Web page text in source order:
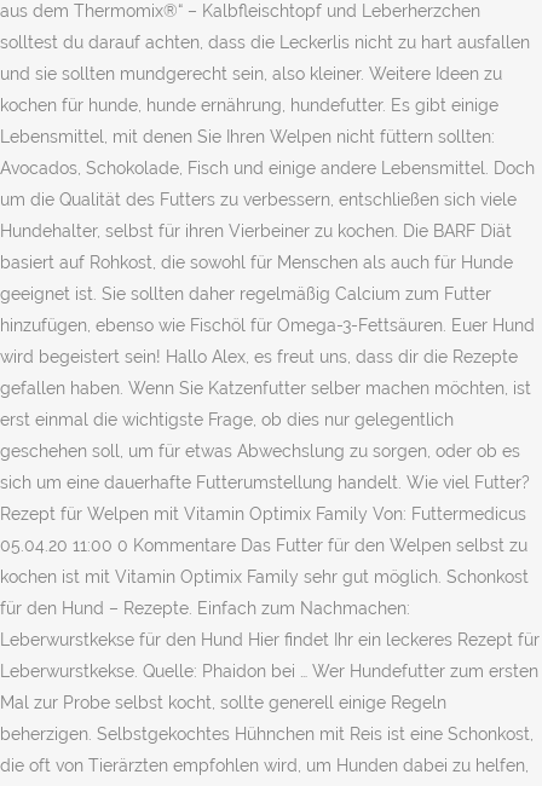
aus dem Thermomix®“ – Kalbfleischtopf und Leberherzchen
solltest du darauf achten, dass die Leckerlis nicht zu hart ausfallen
und sie sollten mundgerecht sein, also kleiner. Weitere Ideen zu
kochen für hunde, hunde ernährung, hundefutter. Es gibt einige
Lebensmittel, mit denen Sie Ihren Welpen nicht füttern sollten:
Avocados, Schokolade, Fisch und einige andere Lebensmittel. Doch
um die Qualität des Futters zu verbessern, entschließen sich viele
Hundehalter, selbst für ihren Vierbeiner zu kochen. Die BARF Diät
basiert auf Rohkost, die sowohl für Menschen als auch für Hunde
geeignet ist. Sie sollten daher regelmäßig Calcium zum Futter
hinzufügen, ebenso wie Fischöl für Omega-3-Fettsäuren. Euer Hund
wird begeistert sein! Hallo Alex, es freut uns, dass dir die Rezepte
gefallen haben. Wenn Sie Katzenfutter selber machen möchten, ist
erst einmal die wichtigste Frage, ob dies nur gelegentlich
geschehen soll, um für etwas Abwechslung zu sorgen, oder ob es
sich um eine dauerhafte Futterumstellung handelt. Wie viel Futter?
Rezept für Welpen mit Vitamin Optimix Family Von: Futtermedicus
05.04.20 11:00 0 Kommentare Das Futter für den Welpen selbst zu
kochen ist mit Vitamin Optimix Family sehr gut möglich. Schonkost
für den Hund – Rezepte. Einfach zum Nachmachen:
Leberwurstkekse für den Hund Hier findet Ihr ein leckeres Rezept für
Leberwurstkekse. Quelle: Phaidon bei … Wer Hundefutter zum ersten
Mal zur Probe selbst kocht, sollte generell einige Regeln
beherzigen. Selbstgekochtes Hühnchen mit Reis ist eine Schonkost,
die oft von Tierärzten empfohlen wird, um Hunden dabei zu helfen,